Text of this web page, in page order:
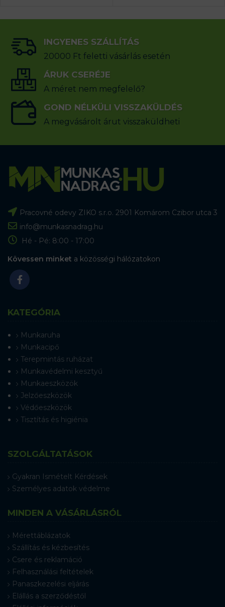
INGYENES SZÁLLÍTÁS
20000 Ft feletti vásárlás esetén
ÁRUK CSERÉJE
A méret nem megfelelő?
GOND NÉLKÜLI VISSZAKÜLDÉS
A megvásárolt árut visszaküldheti
Pracovné odevy ZIKO s.r.o. 2901 Komárom Czibor utca 3
info@munkasnadrag.hu
Hé - Pé: 8:00 - 17:00
Kövessen minket a közösségi hálózatokon
KATEGÓRIA
Munkaruha
Munkacipő
Terepmintás ruházat
Munkavédelmi kesztyű
Munkaeszközök
Jelzőeszközök
Védőeszközök
Tisztítás és higiénia
SZOLGÁLTATÁSOK
Gyakran Ismételt Kérdések
Személyes adatok védelme
MINDEN A VÁSÁRLÁSRÓL
Mérettáblázatok
Szállítás és kézbesítés
Csere és reklamáció
Felhasználási feltételek
Panaszkezelési eljárás
Elállás a szerződéstől